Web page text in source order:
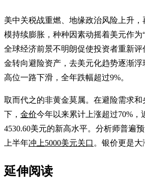
美中关税战重燃、地缘政治风险上升
模持续膨胀，种种因素动摇着美元作为
全球经济前景不明朗促使投资者重新
金转向避险资产，去美元化趋势逐渐
高位一路下滑，全年跌幅超过9%。
取而代之的非黄金莫属。在避险需求
下， 金价今年以来累计上涨超过70%，
4530.60美元的新高水平。分析师普遍
上半年冲上5000美元关口 。银价更是大
延伸阅读